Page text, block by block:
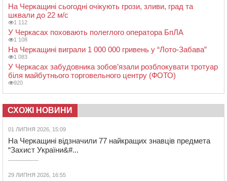
На Черкащині сьогодні очікують грози, зливи, град та
шквали до 22 м/с
1 112
У Черкасах поховають полеглого оператора БпЛА
1 108
На Черкащині виграли 1 000 000 гривень у “Лото-Забава”
1 083
У Черкасах забудовника зобов’язали розблокувати тротуар
біля майбутнього торговельного центру (ФОТО)
920
СХОЖІ НОВИНИ
01 ЛИПНЯ 2026, 15:09
На Черкащині відзначили 77 найкращих знавців предмета
“Захист України&#...
29 ЛИПНЯ 2026, 16:55